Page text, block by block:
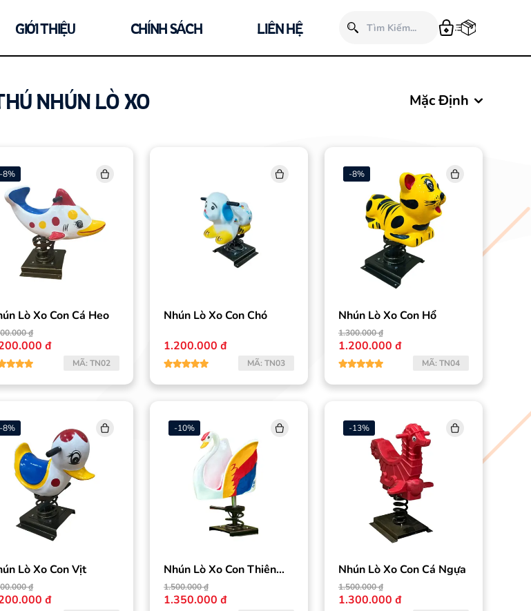
GIỚI THIỆU CHÍNH SÁCH LIÊN HỆ
NHÚN LÒ XO Mặc Định
-8%
Lò Xo Con Cá Heo
₫
₫
MÃ: TN02
Nhún Lò Xo Con Chó
1.200.000 ₫
MÃ: TN03
-8%
Nhún Lò Xo Con Hổ
1.300.000 ₫
1.200.000 ₫
MÃ: TN04
-8%
Lò Xo Con Vịt
₫
₫
-10%
Nhún Lò Xo Con Thiên
Nga
1.500.000 ₫
1.350.000 ₫
-13%
Nhún Lò Xo Con Cá Ngựa
1.500.000 ₫
1.300.000 ₫